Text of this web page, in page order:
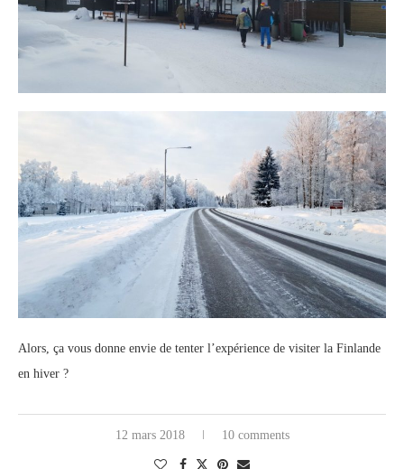
Alors, ça vous donne envie de tenter l’expérience de visiter la Finlande
en hiver ?
12 mars 2018 10 comments